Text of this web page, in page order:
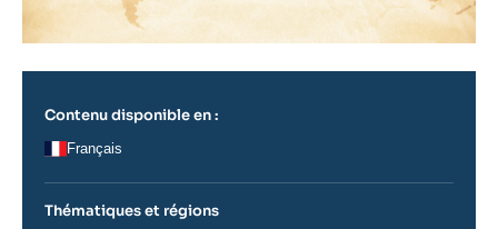
Contenu disponible en :
Français
Thématiques et régions